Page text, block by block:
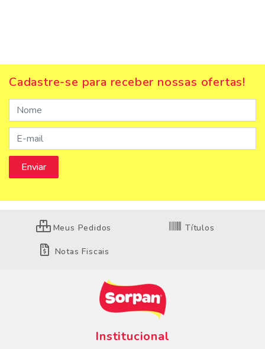
Cadastre-se para receber nossas ofertas!
Meus Pedidos Títulos
Notas Fiscais
Institucional